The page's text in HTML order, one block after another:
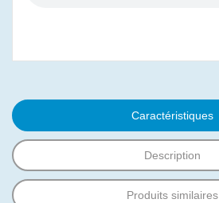
Caractéristiques
Description
Produits similaires